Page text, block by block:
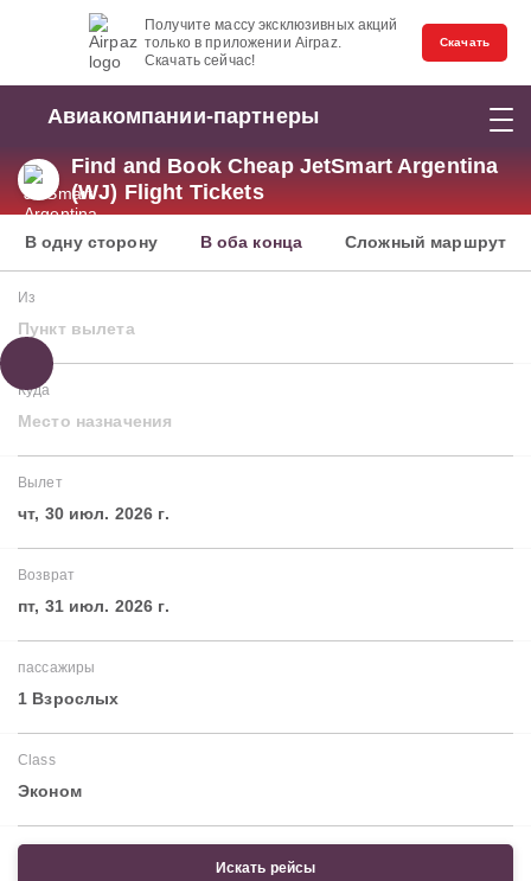
Получите массу эксклюзивных акций
только в приложении Airpaz.
Скачать сейчас!
Скачать
Авиакомпании-партнеры
Find and Book Cheap JetSmart Argentina
(WJ) Flight Tickets
В одну сторону В оба конца Сложный маршрут
Из
Пункт вылета
Куда
Место назначения
Вылет
чт, 30 июл. 2026 г.
Возврат
пт, 31 июл. 2026 г.
пассажиры
1 Взрослых
Class
Эконом
Искать рейсы